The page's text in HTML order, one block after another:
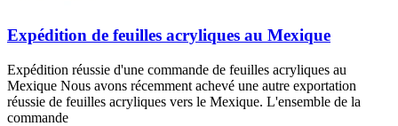
Expédition de feuilles acryliques au Mexique
Expédition réussie d'une commande de feuilles acryliques au
Mexique Nous avons récemment achevé une autre exportation
réussie de feuilles acryliques vers le Mexique. L'ensemble de la
commande